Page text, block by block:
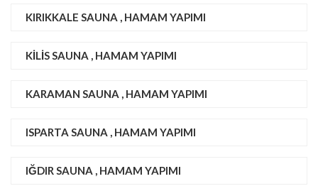
KIRIKKALE SAUNA , HAMAM YAPIMI
KILIS SAUNA , HAMAM YAPIMI
KARAMAN SAUNA , HAMAM YAPIMI
ISPARTA SAUNA , HAMAM YAPIMI
IĞDIR SAUNA , HAMAM YAPIMI